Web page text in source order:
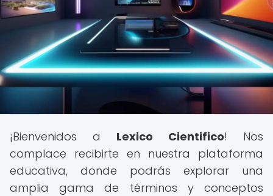
¡Bienvenidos a Lexico Cientifico! Nos
complace recibirte en nuestra plataforma
educativa, donde podrás explorar una
amplia gama de términos y conceptos